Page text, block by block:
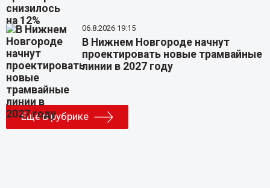
06.8.2026 19:15
В Нижнем Новгороде начнут
проектировать новые трамвайные
линии в 2027 году
Еще в рубрике